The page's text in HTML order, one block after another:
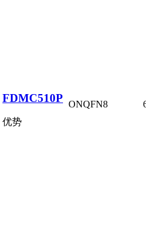
FDMC510P
优势
ONQFN8